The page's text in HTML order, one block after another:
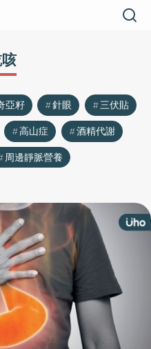
亞籽 針眼
三伏貼
高山症
酒精代謝
周邊靜脈營養